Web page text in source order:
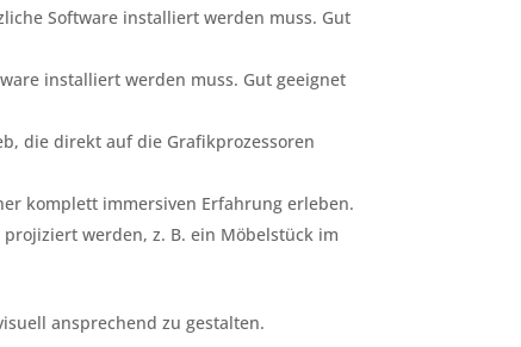
Software installiert werden muss. Gut
installiert werden muss. Gut geeignet
die direkt auf die Grafikprozessoren
komplett immersiven Erfahrung erleben.
werden, z. B. ein Möbelstück im
ansprechend zu gestalten.